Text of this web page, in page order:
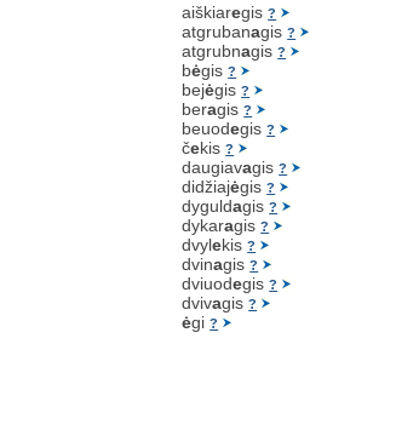
aiškiaregis?
atgrubanagis?
atgrubnagis?
bėgis?
bejėgis?
beragis?
beuodegis?
čekis?
daugiavagis?
didžiajėgis?
dyguldagis?
dykaragis?
dvylekis?
dvinagis?
dviuodegis?
dvivagis?
ėgi?